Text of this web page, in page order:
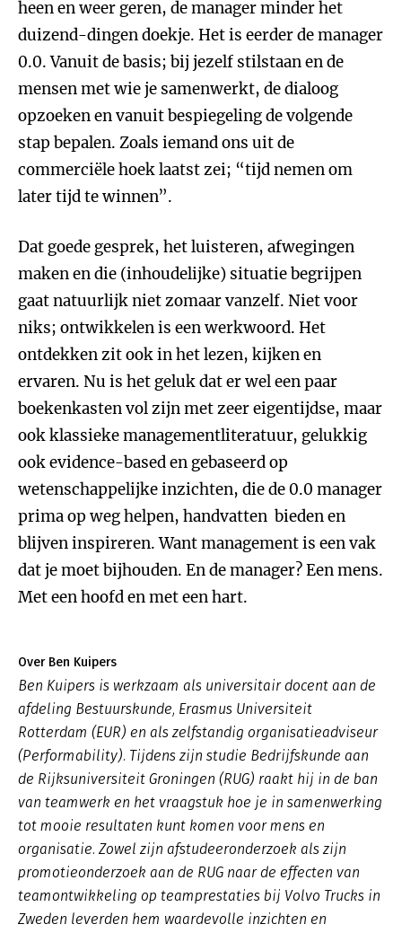
heen en weer geren, de manager minder het
duizend-dingen doekje. Het is eerder de manager
0.0. Vanuit de basis; bij jezelf stilstaan en de
mensen met wie je samenwerkt, de dialoog
opzoeken en vanuit bespiegeling de volgende
stap bepalen. Zoals iemand ons uit de
commerciële hoek laatst zei; “tijd nemen om
later tijd te winnen”.
Dat goede gesprek, het luisteren, afwegingen
maken en die (inhoudelijke) situatie begrijpen
gaat natuurlijk niet zomaar vanzelf. Niet voor
niks; ontwikkelen is een werkwoord. Het
ontdekken zit ook in het lezen, kijken en
ervaren. Nu is het geluk dat er wel een paar
boekenkasten vol zijn met zeer eigentijdse, maar
ook klassieke managementliteratuur, gelukkig
ook evidence-based en gebaseerd op
wetenschappelijke inzichten, die de 0.0 manager
prima op weg helpen, handvatten bieden en
blijven inspireren. Want management is een vak
dat je moet bijhouden. En de manager? Een mens.
Met een hoofd en met een hart.
Over Ben Kuipers
Ben Kuipers is werkzaam als universitair docent aan de
afdeling Bestuurskunde, Erasmus Universiteit
Rotterdam (EUR) en als zelfstandig organisatieadviseur
(Performability). Tijdens zijn studie Bedrijfskunde aan
de Rijksuniversiteit Groningen (RUG) raakt hij in de ban
van teamwerk en het vraagstuk hoe je in samenwerking
tot mooie resultaten kunt komen voor mens en
organisatie. Zowel zijn afstudeeronderzoek als zijn
promotieonderzoek aan de RUG naar de effecten van
teamontwikkeling op teamprestaties bij Volvo Trucks in
Zweden leverden hem waardevolle inzichten en